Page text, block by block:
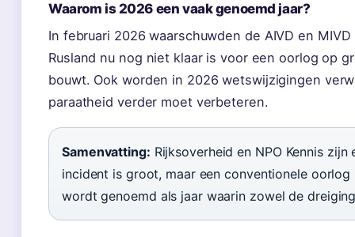
Waarom is 2026 een vaak genoemd jaar?
In februari 2026 waarschuwden de AIVD en
Rusland nu nog niet klaar is voor een oorlog op
bouwt. Ook worden in 2026 wetswijzigingen
paraatheid verder moet verbeteren.
Samenvatting: Rijksoverheid en NPO Kennis
incident is groot, maar een conventionele
wordt genoemd als jaar waarin zowel de